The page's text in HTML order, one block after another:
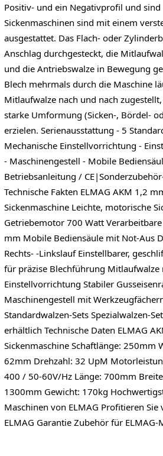
Positiv- und ein Negativprofil und sind
Sickenmaschinen sind mit einem
ausgestattet. Das Flach- oder
Anschlag durchgesteckt, die
und die Antriebswalze in Bewegung
Blech mehrmals durch die Maschine
Mitlaufwalze nach und nach
starke Umformung (Sicken-, Bördel-
erzielen. Serienausstattung - 5
Mechanische Einstellvorrichtung -
- Maschinengestell - Mobile
Betriebsanleitung /
Technische Fakten ELMAG AKM 1,2
Sickenmaschine Leichte, motorische
Getriebemotor 700 Watt
mm Mobile Bediensäule mit Not-Aus
Rechts- -Linkslauf Einstellbarer,
für präzise Blechführung Mitlaufwalze
Einstellvorrichtung Stabiler
Maschinengestell mit
Standardwalzen-Sets Spezialwalzen-
erhältlich Technische Daten ELMAG
Sickenmaschine Schaftlänge: 250mm
62mm Drehzahl: 32 UpM
400 / 50-60V/Hz Länge: 700mm
1300mm Gewicht: 170kg
Maschinen von ELMAG Profitieren Sie
ELMAG Garantie Zubehör für